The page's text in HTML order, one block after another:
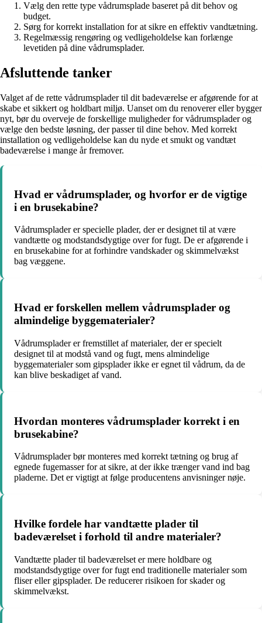
Vælg den rette type vådrumsplade baseret på dit behov og
budget.
Sørg for korrekt installation for at sikre en effektiv vandtætning.
Regelmæssig rengøring og vedligeholdelse kan forlænge
levetiden på dine vådrumsplader.
Afsluttende tanker
Valget af de rette vådrumsplader til dit badeværelse er afgørende for at
skabe et sikkert og holdbart miljø. Uanset om du renoverer eller bygger
nyt, bør du overveje de forskellige muligheder for vådrumsplader og
vælge den bedste løsning, der passer til dine behov. Med korrekt
installation og vedligeholdelse kan du nyde et smukt og vandtæt
badeværelse i mange år fremover.
Hvad er vådrumsplader, og hvorfor er de vigtige
i en brusekabine?
Vådrumsplader er specielle plader, der er designet til at være
vandtætte og modstandsdygtige over for fugt. De er afgørende i
en brusekabine for at forhindre vandskader og skimmelvækst
bag væggene.
Hvad er forskellen mellem vådrumsplader og
almindelige byggematerialer?
Vådrumsplader er fremstillet af materialer, der er specielt
designet til at modstå vand og fugt, mens almindelige
byggematerialer som gipsplader ikke er egnet til vådrum, da de
kan blive beskadiget af vand.
Hvordan monteres vådrumsplader korrekt i en
brusekabine?
Vådrumsplader bør monteres med korrekt tætning og brug af
egnede fugemasser for at sikre, at der ikke trænger vand ind bag
pladerne. Det er vigtigt at følge producentens anvisninger nøje.
Hvilke fordele har vandtætte plader til
badeværelset i forhold til andre materialer?
Vandtætte plader til badeværelset er mere holdbare og
modstandsdygtige over for fugt end traditionelle materialer som
fliser eller gipsplader. De reducerer risikoen for skader og
skimmelvækst.